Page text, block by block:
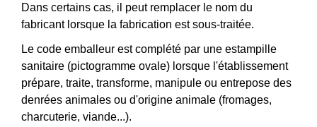
Dans certains cas, il peut remplacer le nom du
fabricant lorsque la fabrication est sous-traitée.
Le code emballeur est complété par une estampille
sanitaire (pictogramme ovale) lorsque l'établissement
prépare, traite, transforme, manipule ou entrepose des
denrées animales ou d'origine animale (fromages,
charcuterie, viande...).